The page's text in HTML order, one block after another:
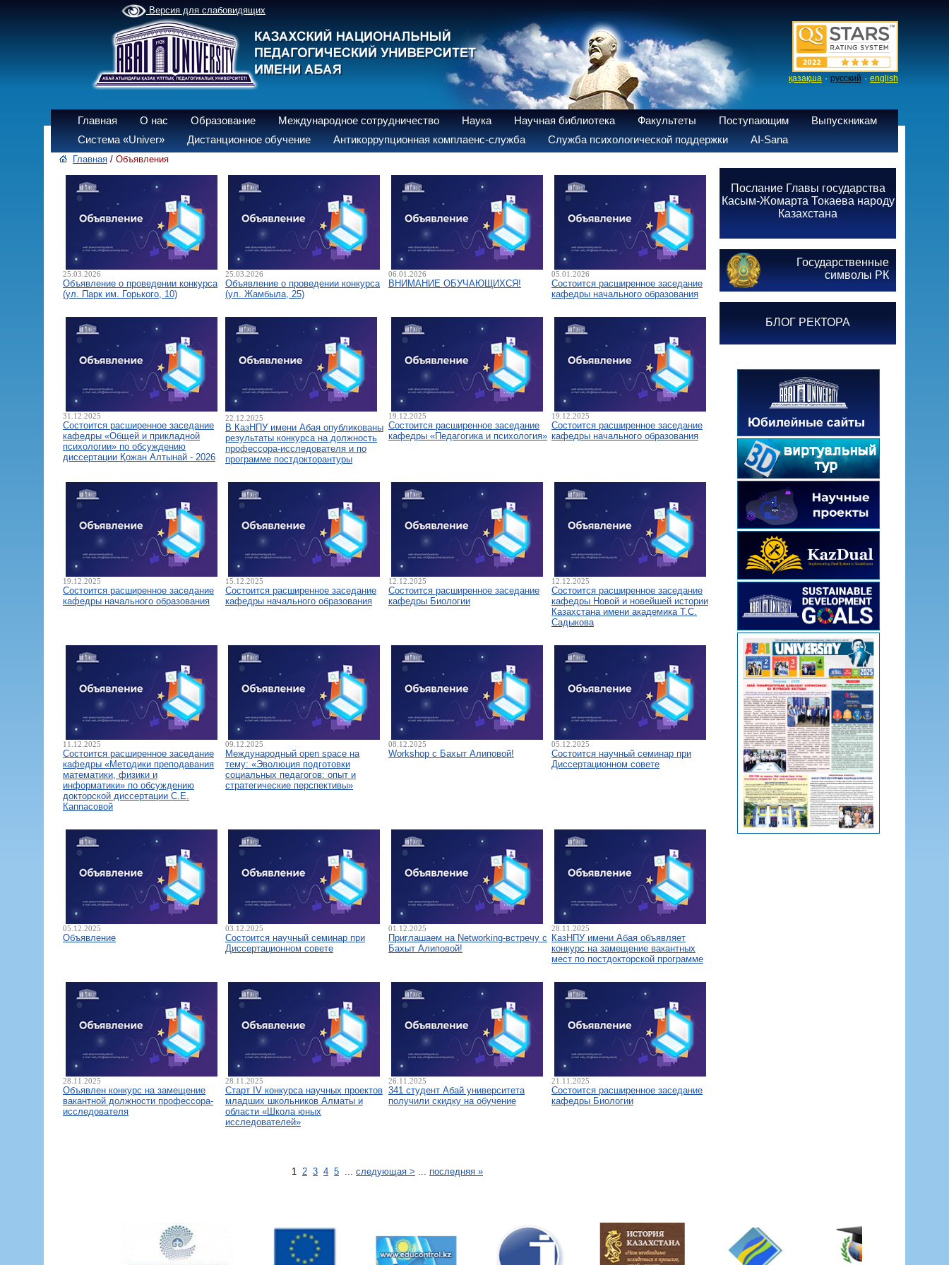
Версия для слабовидящих
қазақша · русский · english
Главная О нас Образование Международное сотрудничество Наука Научная библиотека Факультеты Поступающим
Выпускникам
Система «Univer»
Дистанционное обучение Антикоррупционная комплаенс-служба Служба психологической поддержки AI-Sana
Главная / Объявления
25.03.2026
Объявление о проведении конкурса
(ул. Парк им. Горького, 10)
25.03.2026
Объявление о проведении конкурса
(ул. Жамбыла, 25)
06.01.2026
ВНИМАНИЕ ОБУЧАЮЩИХСЯ!
05.01.2026
Состоится расширенное заседание
кафедры начального образования
31.12.2025
Состоится расширенное заседание
кафедры «Общей и прикладной
психологии» по обсуждению
диссертации Қожан Алтынай - 2026
22.12.2025
В КазНПУ имени Абая опубликованы
результаты конкурса на должность
профессора-исследователя и по
программе постдокторантуры
19.12.2025
Состоится расширенное заседание
кафедры «Педагогика и психология»
19.12.2025
Состоится расширенное заседание
кафедры начального образования
19.12.2025
Состоится расширенное заседание
кафедры начального образования
15.12.2025
Состоится расширенное заседание
кафедры начального образования
12.12.2025
Состоится расширенное заседание
кафедры Биологии
12.12.2025
Состоится расширенное заседание
кафедры Новой и новейшей истории
Казахстана имени академика Т.С.
Садыкова
11.12.2025
Состоится расширенное заседание
кафедры «Методики преподавания
математики, физики и
информатики» по обсуждению
докторской диссертации С.Е.
Каппасовой
09.12.2025
Международный open space на
тему: «Эволюция подготовки
социальных педагогов: опыт и
стратегические перспективы»
08.12.2025
Workshop с Бахыт Алиповой!
05.12.2025
Состоится научный семинар при
Диссертационном совете
05.12.2025
Объявление
03.12.2025
Состоится научный семинар при
Диссертационном совете
01.12.2025
Приглашаем на Networking-встречу с
Бахыт Алиповой!
28.11.2025
КазНПУ имени Абая объявляет
конкурс на замещение вакантных
мест по постдокторской программе
28.11.2025
Объявлен конкурс на замещение
вакантной должности профессора-
исследователя
28.11.2025
Старт IV конкурса научных проектов
младших школьников Алматы и
области «Школа юных
исследователей»
26.11.2025
341 студент Абай университета
получили скидку на обучение
21.11.2025
Состоится расширенное заседание
кафедры Биологии
1 2 3 4 5 ... следующая > ... последняя »
Послание Главы государства
Касым-Жомарта Токаева народу
Казахстана
Государственные
символы РК
БЛОГ РЕКТОРА